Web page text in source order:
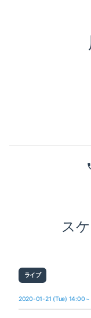
ス
ライブ
2020-01-21 (Tue) 14:00～